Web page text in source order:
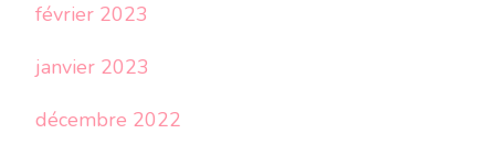
février 2023
janvier 2023
décembre 2022